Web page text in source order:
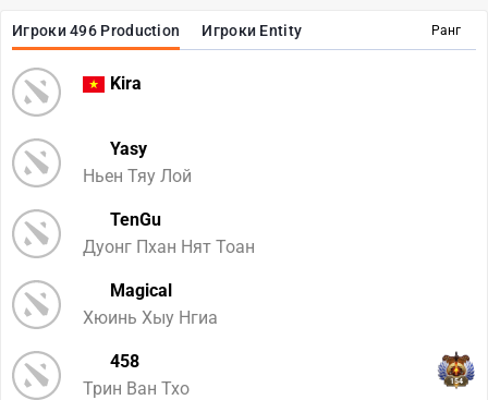
Ранг
Игроки 496 Production Игроки Entity
Kira
Yasy
Ньен Тяу Лой
TenGu
Дуонг Пхан Нят Тоан
Magical
Хюинь Хыу Нгиа
458
Трин Ван Тхо
154